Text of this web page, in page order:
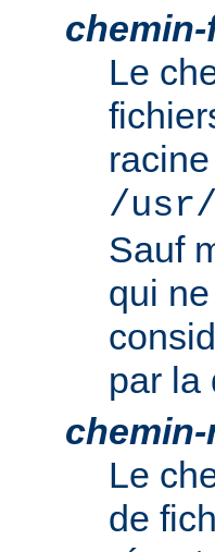
Le
/
Sauf
qui
par la
Le
de